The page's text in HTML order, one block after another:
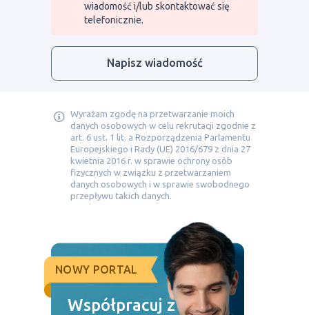
wiadomość i/lub skontaktować się
telefonicznie.
Napisz wiadomość
Wyrażam zgodę na przetwarzanie moich
danych osobowych w celu rekrutacji zgodnie z
art. 6 ust. 1 lit. a Rozporządzenia Parlamentu
Europejskiego i Rady (UE) 2016/679 z dnia 27
kwietnia 2016 r. w sprawie ochrony osób
fizycznych w związku z przetwarzaniem
danych osobowych i w sprawie swobodnego
przepływu takich danych.
NOWY PORTAL
Współpracuj z